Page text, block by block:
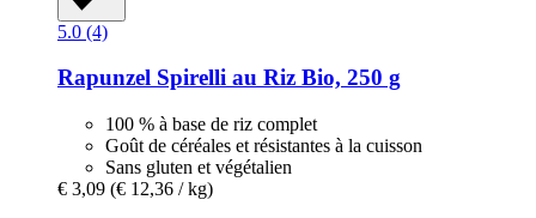
5.0 (4)
Rapunzel Spirelli au Riz Bio, 250 g
100 % à base de riz complet
Goût de céréales et résistantes à la cuisson
Sans gluten et végétalien
€ 3,09 (€ 12,36 / kg)